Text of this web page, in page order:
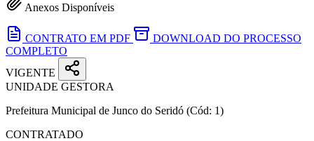
Anexos Disponíveis
CONTRATO EM PDF
DOWNLOAD DO PROCESSO
COMPLETO
VIGENTE
UNIDADE GESTORA
Prefeitura Municipal de Junco do Seridó (Cód: 1)
CONTRATADO